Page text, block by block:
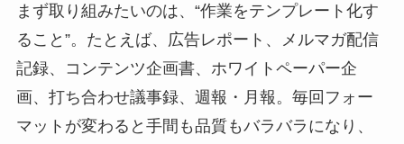
まず取り組みたいのは、“作業をテンプレート化す
ること”。たとえば、広告レポート、メルマガ配信
記録、コンテンツ企画書、ホワイトペーパー企
画、打ち合わせ議事録、週報・月報。毎回フォー
マットが変わると手間も品質もバラバラになり、